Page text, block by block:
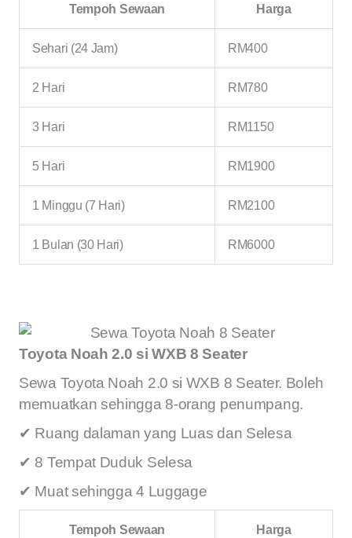
Tempoh Sewaan Harga
Sehari (24 Jam) RM400
2 Hari RM780
3 Hari RM1150
5 Hari RM1900
1 Minggu (7 Hari) RM2100
1 Bulan (30 Hari) RM6000
Toyota Noah 2.0 si WXB 8 Seater
Sewa Toyota Noah 2.0 si WXB 8 Seater. Boleh
memuatkan sehingga 8-orang penumpang.
✔ Ruang dalaman yang Luas dan Selesa
✔ 8 Tempat Duduk Selesa
✔ Muat sehingga 4 Luggage
Tempoh Sewaan Harga